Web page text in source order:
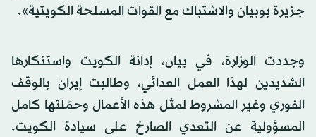
جزيرة بوبيان والاشتباك مع القوات المسلحة الكويتية».
وجددت الوزارة، في بيان، إدانة الكويت واستنكارها
الشديدين لهذا العمل العدائي، وطالبت إيران بالوقف
الفوري وغير المشروط لمثل هذه الأعمال وحمّلتها كامل
المسؤولية عن التعدي الصارخ على سيادة الكويت.